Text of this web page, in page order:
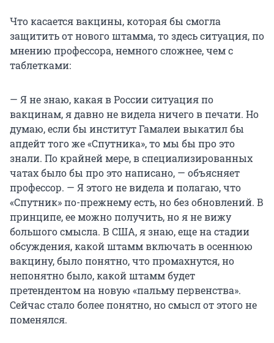
Что касается вакцины, которая бы смогла
защитить от нового штамма, то здесь ситуация, по
мнению профессора, немного сложнее, чем с
таблетками:
— Я не знаю, какая в России ситуация по
вакцинам, я давно не видела ничего в печати. Но
думаю, если бы институт Гамалеи выкатил бы
апдейт того же «Спутника», то мы бы про это
знали. По крайней мере, в специализированных
чатах было бы про это написано, — объясняет
профессор. — Я этого не видела и полагаю, что
«Спутник» по-прежнему есть, но без обновлений. В
принципе, ее можно получить, но я не вижу
большого смысла. В США, я знаю, еще на стадии
обсуждения, какой штамм включать в осеннюю
вакцину, было понятно, что промахнутся, но
непонятно было, какой штамм будет
претендентом на новую «пальму первенства».
Сейчас стало более понятно, но смысл от этого не
поменялся.